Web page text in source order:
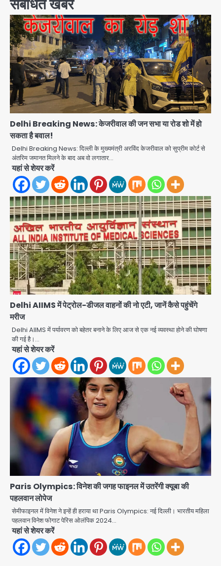
संबंधित खबरें
Delhi Breaking News: केजरीवाल की जन सभा या रोड शो में हो
सकता है बवाल!
Delhi Breaking News: दिल्ली के मुख्यमंत्री अरविंद केजरीवाल को सुप्रीम कोर्ट से
अंतरिम जमानत मिलने के बाद अब वो लगातार…
यहां से शेयर करें
Delhi AIIMS में पेट्रोल-डीजल वाहनों की नो एटी, जानें कैसे पहुंचेंगे
मरीज
Delhi AIIMS में पर्यावरण को बहेतर बनाने के लिए आज से एक नई व्यवस्था होने की घोषणा
की गई है।…
यहां से शेयर करें
Paris Olympics: विनेश की जगह फाइनल में उतरेंगी क्यूबा की
पहलवान लोपेज
सेमीफाइनल में विनेश ने इन्हें ही हराया था Paris Olympics: नई दिल्ली। भारतीय महिला
पहलवान विनेश फोगाट पेरिस ओलंपिक 2024…
यहां से शेयर करें
2
Team JHJ
28 साल बाद कानून के शिकंजे में आया हत्या का
फरार आरोपी
Team JHJ
4
डबल मर्डर का मुख्य साजिशकर्ता क्राइम ब्रांच
के हत्थे
Team JHJ
रोहित चौधरी गैंग का कुख्यात बदमाश राजस्थान
से गिरफ्तार